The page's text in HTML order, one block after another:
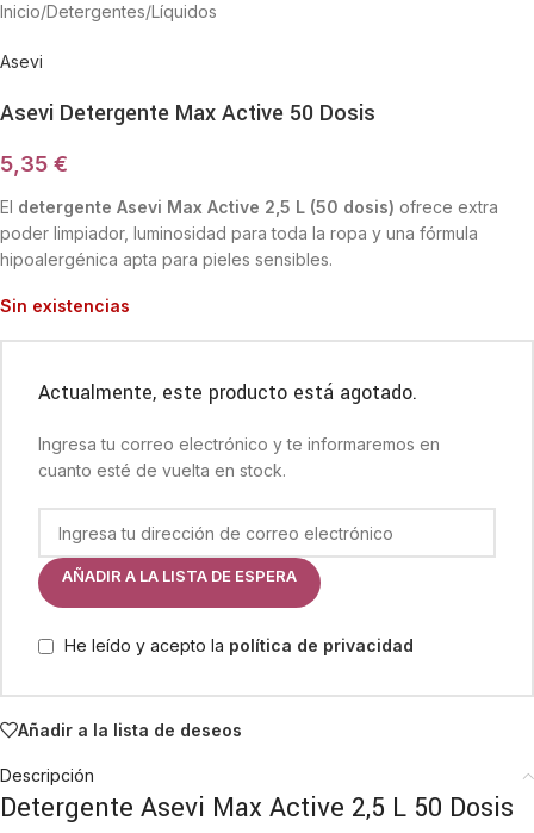
Inicio/Detergentes/Líquidos
Asevi
Asevi Detergente Max Active 50 Dosis
5,35 €
El detergente Asevi Max Active 2,5 L (50 dosis) ofrece extra
poder limpiador, luminosidad para toda la ropa y una fórmula
hipoalergénica apta para pieles sensibles.
Sin existencias
Actualmente, este producto está agotado.
Ingresa tu correo electrónico y te informaremos en
cuanto esté de vuelta en stock.
AÑADIR A LA LISTA DE ESPERA
He leído y acepto la política de privacidad
Añadir a la lista de deseos
Descripción
Detergente Asevi Max Active 2,5 L 50 Dosis